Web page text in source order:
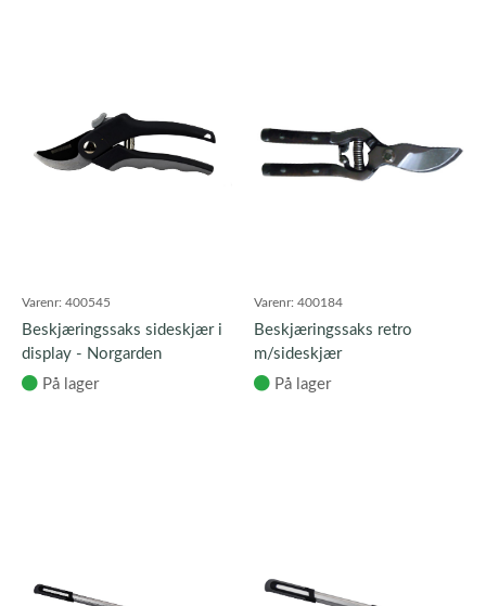
Varenr: 400545
Beskjæringssaks sideskjær i
display - Norgarden
På lager
Varenr: 400184
Beskjæringssaks retro
m/sideskjær
På lager